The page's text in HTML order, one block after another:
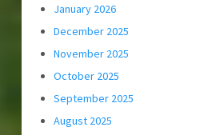
January 2026
December 2025
November 2025
October 2025
September 2025
August 2025